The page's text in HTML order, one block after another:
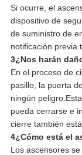
Si ocurre, el
dispositivo de
de suministro de
notificación previa
3¿Nos harán
En el proceso de
pasillo, la puerta
ningún
pueda cerrarse e
cierre también
4¿Cómo está el
Los ascensores